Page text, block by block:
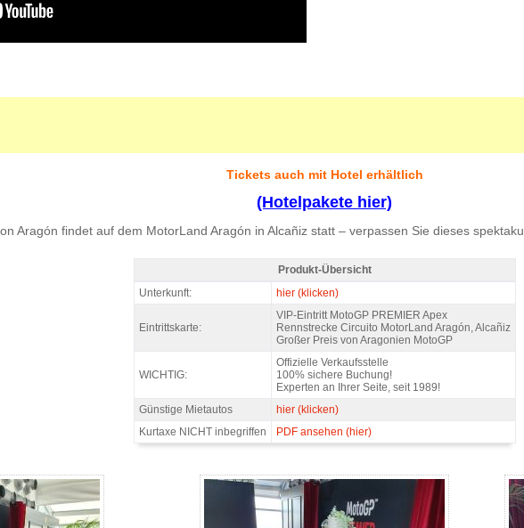
Tickets auch mit Hotel erhältlich
(Hotelpakete hier)
Aragón findet auf dem MotorLand Aragón in Alcañiz statt – verpassen Sie dieses
MotoGP VIP VILLAGE™ Motorland 2 T. Sa+So @ Premier APEX, GP Aragon
Produkt-Übersicht
Unterkunft:
hier (klicken)
Eintrittskarte:
VIP-Eintritt MotoGP PREMIER Apex
Rennstrecke Circuito MotorLand Aragón, Alcañiz
Großer Preis von Aragonien MotoGP
WICHTIG:
Offizielle Verkaufsstelle
100% sichere Buchung!
Experten an Ihrer Seite, seit 1989!
Günstige Mietautos
hier (klicken)
Kurtaxe NICHT inbegriffen
PDF ansehen (hier)